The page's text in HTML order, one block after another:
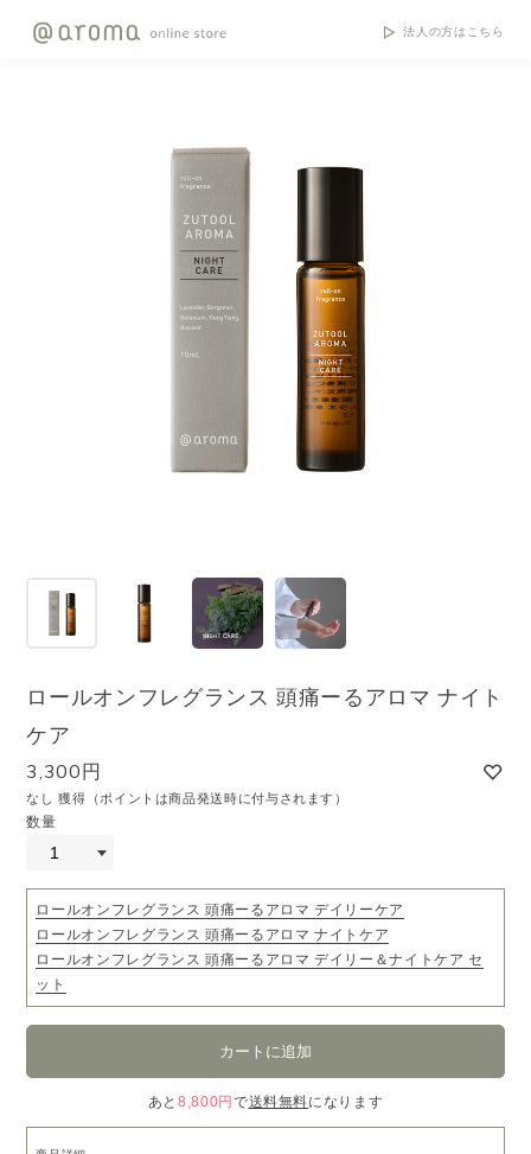
法人の方はこちら
ロールオンフレグランス 頭痛ーるアロマ ナイト
ケア
3,300円
なし 獲得（ポイントは商品発送時に付与されます）
数量
ロールオンフレグランス 頭痛ーるアロマ デイリーケア
ロールオンフレグランス 頭痛ーるアロマ ナイトケア
ロールオンフレグランス 頭痛ーるアロマ デイリー＆ナイトケア セ
ット
あと8,800円 で送料無料になります